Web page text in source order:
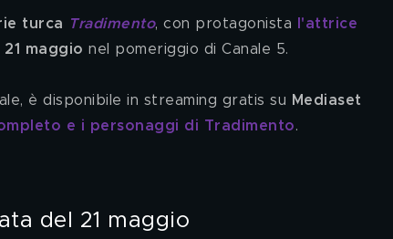
turca Tradimento, con protagonista
l'attrice
maggio nel pomeriggio di Canale 5.
è disponibile in streaming gratis su
Mediaset
e i personaggi di Tradimento.
del 21 maggio